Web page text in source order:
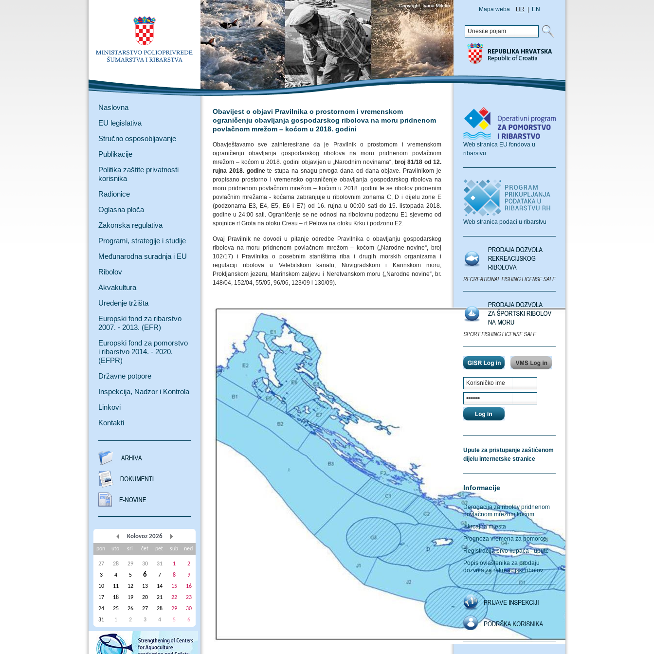
Mapa weba HR EN
Naslovna
EU legislativa
Stručno osposobljavanje
Publikacije
Politika zaštite privatnosti
korisnika
Radionice
Oglasna ploča
Zakonska regulativa
Programi, strategije i studije
Međunarodna suradnja i EU
Ribolov
Akvakultura
Uređenje tržišta
Europski fond za ribarstvo
2007. - 2013. (EFR)
Europski fond za pomorstvo
i ribarstvo 2014. - 2020.
(EFPR)
Državne potpore
Inspekcija, Nadzor i Kontrola
Linkovi
Kontakti
Kolovoz 2026
pon uto sri čet pet sub ned
27 28 29 30 31 1
2
3
4 5 6 7 8
9
10
11 12 13 14 15
16
17
18 19 20 21 22
23
24
25 26 27 28 29
30
31
1 2 3 4 5 6
Obavijest o objavi Pravilnika o prostornom i vremenskom
ograničenju obavljanja gospodarskog ribolova na moru pridnenom
povlačnom mrežom – koćom u 2018. godini
Obavještavamo sve zainteresirane da je Pravilnik o prostornom i vremenskom
ograničenju obavljanja gospodarskog ribolova na moru pridnenom povlačnom
mrežom – koćom u 2018. godini objavljen u „Narodnim novinama“, broj 81/18 od 12.
rujna 2018. godinete stupa na snagu prvoga dana od dana objave. Pravilnikom je
propisano prostorno i vremensko ograničenje obavljanja gospodarskog ribolova na
moru pridnenom povlačnom mrežom – koćom u 2018. godini te se ribolov pridnenim
povlačnim mrežama - koćama zabranjuje u ribolovnim zonama C, D i dijelu zone E
(podzonama E3, E4, E5, E6 i E7) od 16. rujna u 00:00 sati do 15. listopada 2018.
godine u 24:00 sati. Ograničenje se ne odnosi na ribolovnu podzonu E1 sjeverno od
spojnice rt Grota na otoku Cresu – rt Pelova na otoku Krku i podzonu E2.
Ovaj Pravilnik ne dovodi u pitanje odredbe Pravilnika o obavljanju gospodarskog
ribolova na moru pridnenom povlačnom mrežom – koćom („Narodne novine“, broj
102/17) i Pravilnika o posebnim staništima riba i drugih morskih organizama i
regulaciji ribolova u Velebitskom kanalu, Novigradskom i Karinskom moru,
Prokljanskom jezeru, Marinskom zaljevu i Neretvanskom moru („Narodne novine“, br.
148/04, 152/04, 55/05, 96/06, 123/09 i 130/09).
Web stranica EU fondova u
ribarstvu
Web stranica podaci u ribarstvu
Upute za pristupanje zaštićenom
dijelu internetske stranice
Informacije
Derogacija za ribolov pridnenom
povlačnom mrežom koćom
Iskrcajna mjesta
Prognoza vremena za pomorce
Registracija prvo kupaca - upute
Popis ovlaštenika za prodaju
dozvola za rekreacijski ribolov